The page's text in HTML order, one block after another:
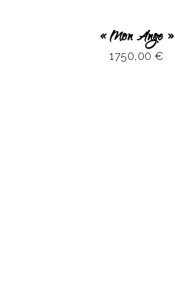
« Mon Ange »
1750,00€